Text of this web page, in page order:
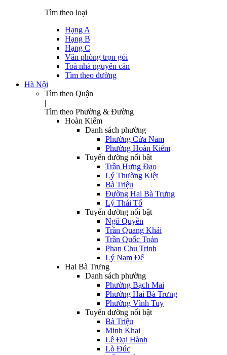
Tìm theo loại
Hạng A
Hạng B
Hạng C
Văn phòng trọn gói
Toà nhà nguyên căn
Tìm theo đường
Hà Nội
Tìm theo Quận
|
Tìm theo Phường & Đường
Hoàn Kiếm
Danh sách phường
Phường Cửa Nam
Phường Hoàn Kiếm
Tuyến đường nổi bật
Trần Hưng Đạo
Lý Thường Kiệt
Bà Triệu
Đường Hai Bà Trưng
Lý Thái Tổ
Tuyến đường nổi bật
Ngô Quyền
Trần Quang Khải
Trần Quốc Toản
Phan Chu Trinh
Lý Nam Đế
Hai Bà Trưng
Danh sách phường
Phường Bạch Mai
Phường Hai Bà Trưng
Phường Vĩnh Tuy
Tuyến đường nổi bật
Bà Triệu
Minh Khai
Lê Đại Hành
Lò Đúc